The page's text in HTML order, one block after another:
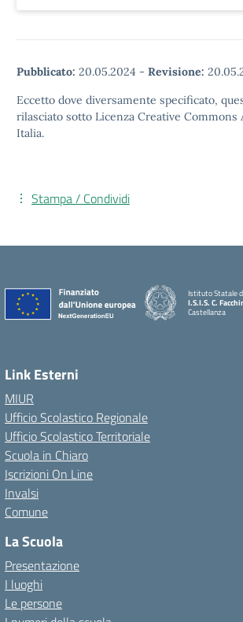
Pubblicato: 20.05.2024 - Revisione:
Eccetto dove diversamente specificato,
rilasciato sotto Licenza Creative Commons
Italia.
Stampa / Condividi
Istituto Statale
I.S.I.S. C.
Castellanza
Link Esterni
MIUR
Ufficio Scolastico Regionale
Ufficio Scolastico Territoriale
Scuola in Chiaro
Iscrizioni On Line
Invalsi
Comune
La Scuola
Presentazione
I luoghi
Le persone